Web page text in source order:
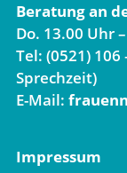
Beratung an
Do. 13.00 Uhr
Tel: (0521)
Sprechzeit)
E-Mail:
Impressum